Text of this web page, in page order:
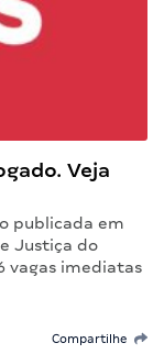
Veja
publicada em
Justiça do
vagas imediatas
Compartilhe